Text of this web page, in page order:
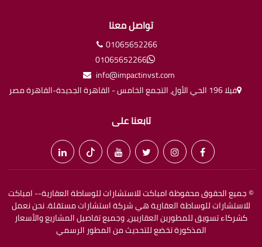
تواصل معنا
01065652266
01065652266
info@impactinvst.com
فيلا 196 الحي الأول، التجمع الخامس - القاهرة الجديدة-القاهرة مصر
تابعنا على
© جميع الحقوق محفوظة امباكت للاستشارات للوساطة العقارية-- امباكت
للاستشارات للوساطة العقارية هي شركة استشارات مستقلة. نحن نعمل
كشركاء تسويق للمطورين العقاريين، وجميع تفاصيل المشاريع والأسعار
المذكورة تخضع للتحديث من المطور الرسمي